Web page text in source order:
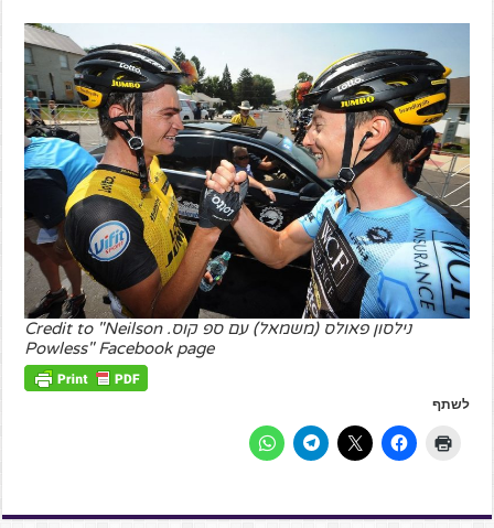
נילסון פאולס (משמאל) עם ספ קוס. Credit to "Neilson
Powless" Facebook page
לשתף